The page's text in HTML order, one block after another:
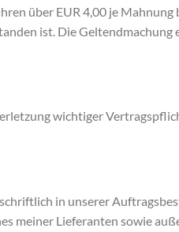
über EUR 4,00 je Mahnung
ist. Die
wichtiger
in unserer
meiner Lieferanten sowie